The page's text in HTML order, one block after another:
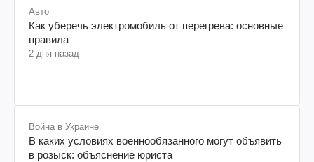
Авто
Как уберечь электромобиль от перегрева: основные
правила
2 дня назад
Война в Украине
В каких условиях военнообязанного могут объявить
в розыск: объяснение юриста